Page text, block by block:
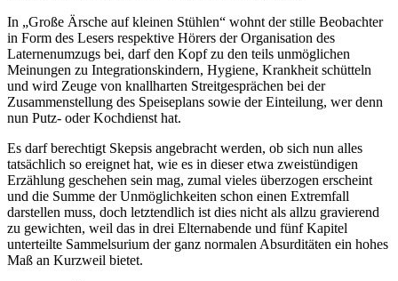
In „Große Ärsche auf kleinen Stühlen“ wohnt der stille Beobachter
in Form des Lesers respektive Hörers der Organisation des
Laternenumzugs bei, darf den Kopf zu den teils unmöglichen
Meinungen zu Integrationskindern, Hygiene, Krankheit schütteln
und wird Zeuge von knallharten Streitgesprächen bei der
Zusammenstellung des Speiseplans sowie der Einteilung, wer denn
nun Putz- oder Kochdienst hat.
Es darf berechtigt Skepsis angebracht werden, ob sich nun alles
tatsächlich so ereignet hat, wie es in dieser etwa zweistündigen
Erzählung geschehen sein mag, zumal vieles überzogen erscheint
und die Summe der Unmöglichkeiten schon einen Extremfall
darstellen muss, doch letztendlich ist dies nicht als allzu gravierend
zu gewichten, weil das in drei Elternabende und fünf Kapitel
unterteilte Sammelsurium der ganz normalen Absurditäten ein hohes
Maß an Kurzweil bietet.